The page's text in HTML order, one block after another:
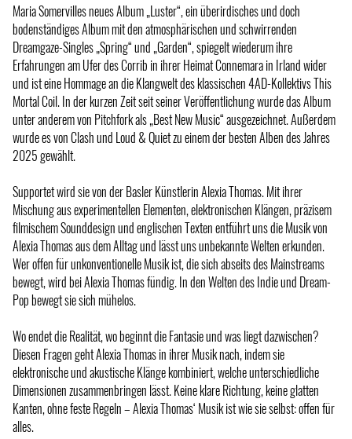
Maria Somervilles neues Album „Luster“, ein überirdisches und doch
bodenständiges Album mit den atmosphärischen und schwirrenden
Dreamgaze-Singles „Spring“ und „Garden“, spiegelt wiederum ihre
Erfahrungen am Ufer des Corrib in ihrer Heimat Connemara in Irland wider
und ist eine Hommage an die Klangwelt des klassischen 4AD-Kollektivs This
Mortal Coil. In der kurzen Zeit seit seiner Veröffentlichung wurde das Album
unter anderem von Pitchfork als „Best New Music“ ausgezeichnet. Außerdem
wurde es von Clash und Loud & Quiet zu einem der besten Alben des Jahres
2025 gewählt.
Supportet wird sie von der Basler Künstlerin Alexia Thomas. Mit ihrer
Mischung aus experimentellen Elementen, elektronischen Klängen, präzisem
filmischem Sounddesign und englischen Texten entführt uns die Musik von
Alexia Thomas aus dem Alltag und lässt uns unbekannte Welten erkunden.
Wer offen für unkonventionelle Musik ist, die sich abseits des Mainstreams
bewegt, wird bei Alexia Thomas fündig. In den Welten des Indie und Dream-
Pop bewegt sie sich mühelos.
Wo endet die Realität, wo beginnt die Fantasie und was liegt dazwischen?
Diesen Fragen geht Alexia Thomas in ihrer Musik nach, indem sie
elektronische und akustische Klänge kombiniert, welche unterschiedliche
Dimensionen zusammenbringen lässt. Keine klare Richtung, keine glatten
Kanten, ohne feste Regeln – Alexia Thomas‘ Musik ist wie sie selbst: offen für
alles.